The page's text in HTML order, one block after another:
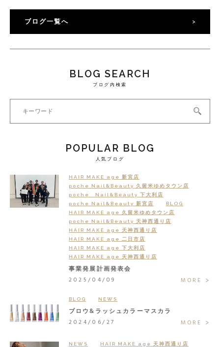
ブログ一覧へ
BLOG SEARCH
ブログ内検索
POPULAR BLOG
人気ブログ
HAIR MAKE age 新宮店
poche Nail&Beauty 久留米ゆめタウン店
poche Nail&Beauty 下大利店
poche Nail&Beauty 新宮店
BLOG
HAIR MAKE age 久留米ゆめタウン店
poche Nail&Beauty 天神西通り店
HAIR MAKE age 天神西通り店
HAIR MAKE age 二日市店
HAIR MAKE age 下大利店
HAIR MAKE age 天神西通り店
事業発展計画発表会
2025/04/09 MORE
BLOG NEWS
ブロウ&ラッシュカラーマスカラ
2024/06/27 MORE
NEWS HAIR MAKE age 天神西通り店